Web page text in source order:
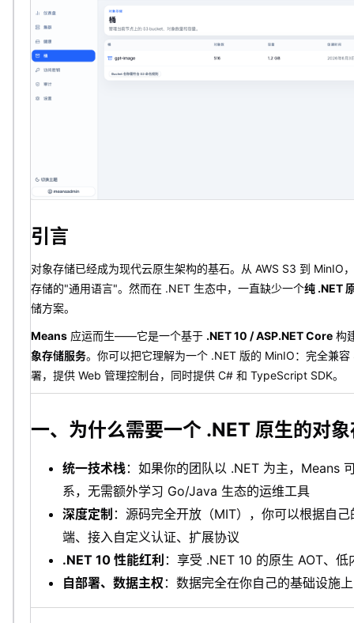
引言
对象存储已经成为现代云原生架构的基石。从 AWS S3 到 MinIO
存储的"通用语言"。然而在 .NET 生态中，一直缺少一个纯 .NET
储方案。
Means 应运而生——它是一个基于 .NET 10 / ASP.NET Core 构
象存储服务。你可以把它理解为一个 .NET 版的 MinIO：完全兼
署，提供 Web 管理控制台，同时提供 C# 和 TypeScript SDK。
一、为什么需要一个 .NET 原生的对
统一技术栈：如果你的团队以 .NET 为主，Means
系，无需额外学习 Go/Java 生态的运维工具
深度定制 ：源码完全开放（MIT），你可以根据自
端、接入自定义认证、扩展协议
.NET 10 性能红利 ：享受 .NET 10 的原生 AOT、
自部署、数据主权 ：数据完全在你自己的基础设施